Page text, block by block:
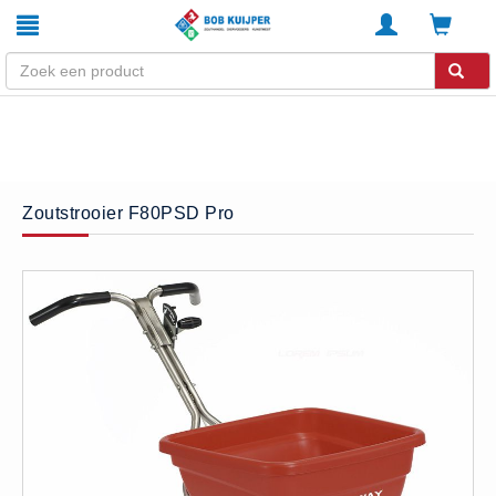
Zouthandel
Kunstmest
Stal strooisel
Algemene voorwaarden
Zoutstrooier F80PSD Pro